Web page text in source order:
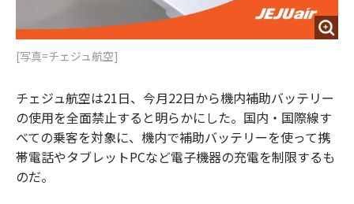
[写真=チェジュ航空]
チェジュ航空は21日、今月22日から機内補助バッテリー
の使用を全面禁止すると明らかにした。国内・国際線す
べての乗客を対象に、機内で補助バッテリーを使って携
帯電話やタブレットPCなど電子機器の充電を制限するも
のだ。